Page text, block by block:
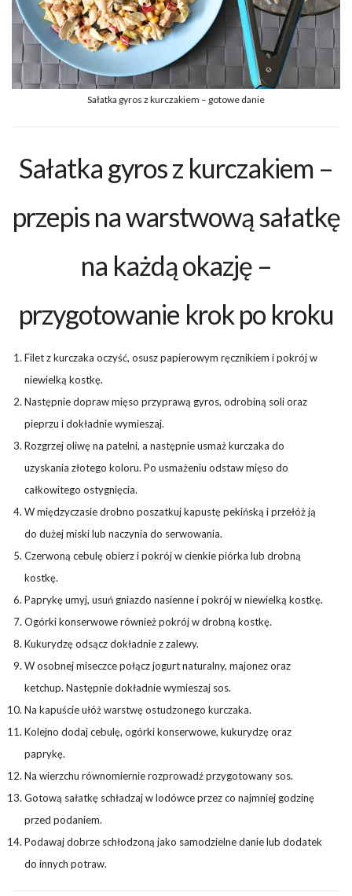
Sałatka gyros z kurczakiem – gotowe danie
Sałatka gyros z kurczakiem –
przepis na warstwową sałatkę
na każdą okazję –
przygotowanie krok po kroku
Filet z kurczaka oczyść, osusz papierowym ręcznikiem i pokrój w
niewielką kostkę.
Następnie dopraw mięso przyprawą gyros, odrobiną soli oraz
pieprzu i dokładnie wymieszaj.
Rozgrzej oliwę na patelni, a następnie usmaż kurczaka do
uzyskania złotego koloru. Po usmażeniu odstaw mięso do
całkowitego ostygnięcia.
W międzyczasie drobno poszatkuj kapustę pekińską i przełóż ją
do dużej miski lub naczynia do serwowania.
Czerwoną cebulę obierz i pokrój w cienkie piórka lub drobną
kostkę.
Paprykę umyj, usuń gniazdo nasienne i pokrój w niewielką kostkę.
Ogórki konserwowe również pokrój w drobną kostkę.
Kukurydzę odsącz dokładnie z zalewy.
W osobnej miseczce połącz jogurt naturalny, majonez oraz
ketchup. Następnie dokładnie wymieszaj sos.
Na kapuście ułóż warstwę ostudzonego kurczaka.
Kolejno dodaj cebulę, ogórki konserwowe, kukurydzę oraz
paprykę.
Na wierzchu równomiernie rozprowadź przygotowany sos.
Gotową sałatkę schładzaj w lodówce przez co najmniej godzinę
przed podaniem.
Podawaj dobrze schłodzoną jako samodzielne danie lub dodatek
do innych potraw.